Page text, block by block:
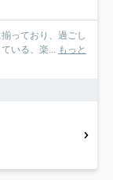
っており、過ごし
いる、楽... もっと